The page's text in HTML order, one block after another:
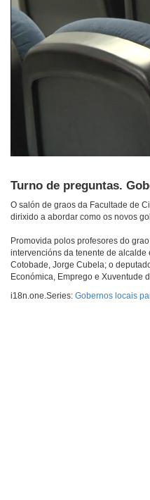
Turno de preguntas.
O salón de graos da Facultade de
dirixido a abordar como os novos
Promovida polos profesores do
intervencións da tenente de
Cotobade, Jorge Cubela; o
Económica, Emprego e Xuventude
i18n.one.Series: Gobernos locais